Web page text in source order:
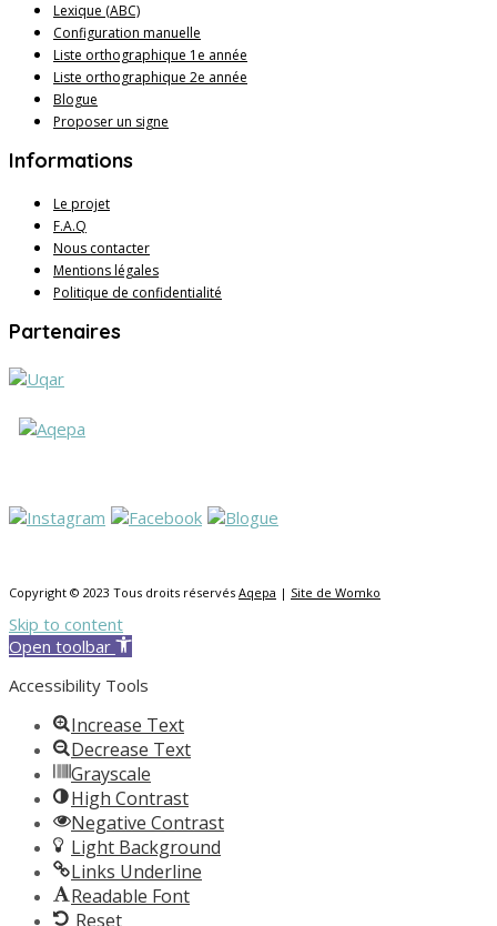
Lexique (ABC)
Configuration manuelle
Liste orthographique 1e année
Liste orthographique 2e année
Blogue
Proposer un signe
Informations
Le projet
F.A.Q
Nous contacter
Mentions légales
Politique de confidentialité
Partenaires
Copyright © 2023 Tous droits réservés Aqepa | Site de Womko
Skip to content
Open toolbar
Accessibility Tools
Increase Text
Decrease Text
Grayscale
High Contrast
Negative Contrast
Light Background
Links Underline
Readable Font
Reset